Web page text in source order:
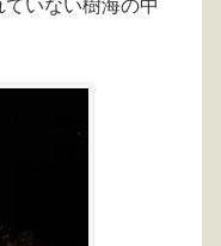
いない樹海の中